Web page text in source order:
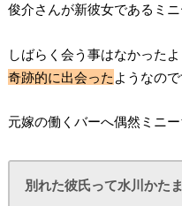
俊介さんが新彼女であるミニ
しばらく会う事はなかった
奇跡的に出会った ようなので
元嫁の働くバーへ偶然ミニ
別れた彼氏って水川かた